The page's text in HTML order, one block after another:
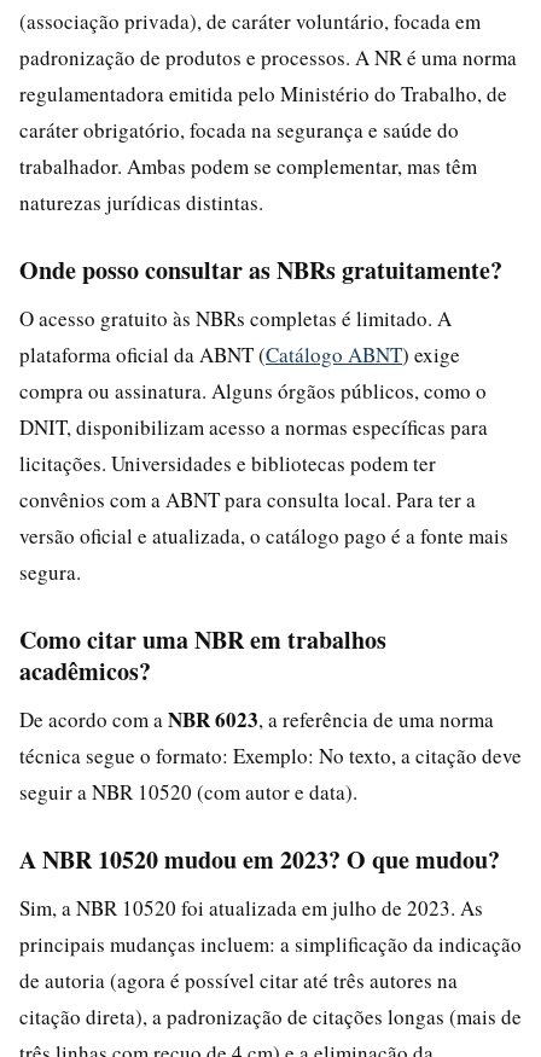
(associação privada), de caráter voluntário, focada em
padronização de produtos e processos. A NR é uma norma
regulamentadora emitida pelo Ministério do Trabalho, de
caráter obrigatório, focada na segurança e saúde do
trabalhador. Ambas podem se complementar, mas têm
naturezas jurídicas distintas.
Onde posso consultar as NBRs gratuitamente?
O acesso gratuito às NBRs completas é limitado. A
plataforma oficial da ABNT (Catálogo ABNT) exige
compra ou assinatura. Alguns órgãos públicos, como o
DNIT, disponibilizam acesso a normas específicas para
licitações. Universidades e bibliotecas podem ter
convênios com a ABNT para consulta local. Para ter a
versão oficial e atualizada, o catálogo pago é a fonte mais
segura.
Como citar uma NBR em trabalhos
acadêmicos?
De acordo com a NBR 6023, a referência de uma norma
técnica segue o formato: Exemplo: No texto, a citação deve
seguir a NBR 10520 (com autor e data).
A NBR 10520 mudou em 2023? O que mudou?
Sim, a NBR 10520 foi atualizada em julho de 2023. As
principais mudanças incluem: a simplificação da indicação
de autoria (agora é possível citar até três autores na
citação direta), a padronização de citações longas (mais de